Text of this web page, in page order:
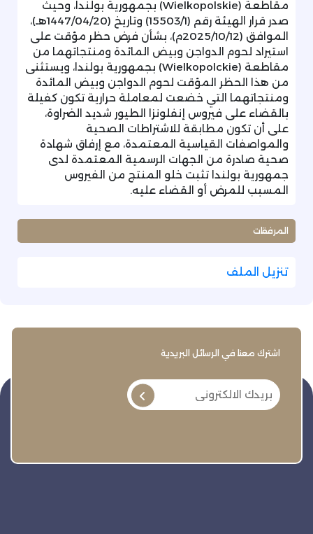
مقاطعة (Wielkopolskie) بجمهورية بولندا، وحيث
صدر قرار الهيئة رقم (15503/1) وتاريخ (1447/04/20هـ)،
الموافق (2025/10/12م)، بشأن فرض حظر مؤقت على
استيراد لحوم الدواجن وبيض المائدة ومنتجاتهما من
مقاطعة (Wielkopolckie) بجمهورية بولندا، ويستثنى
من هذا الحظر المؤقت لحوم الدواجن وبيض المائدة
ومنتجاتهما التي خضعت لمعاملة حرارية تكون كفيلة
بالقضاء على فيروس إنفلونزا الطيور شديد الضراوة،
على أن تكون مطابقة للاشتراطات الصحية
والمواصفات القياسية المعتمدة، مع إرفاق شهادة
صحية صادرة من الجهات الرسمية المعتمدة لدى
جمهورية بولندا تثبت خلو المنتج من الفيروس
المسبب للمرض أو القضاء عليه.
المرفقات
تنزيل الملف
اشترك معنا في الرسائل البريدية